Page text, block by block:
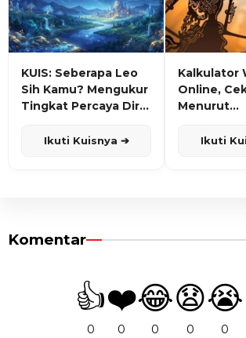
KUIS: Seberapa Leo
Sih Kamu? Mengukur
Tingkat Percaya Diri
Ikuti Kuisnya ➔
Kalkulator
Online,
Menurut
Ikuti
Komentar
👍
0
❤️
0
😂
0
😧
0
😭
0